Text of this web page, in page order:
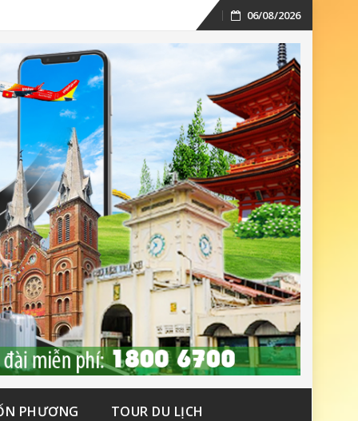
Skip
content
06/08/2026
PHƯƠNG TOUR DU LỊCH